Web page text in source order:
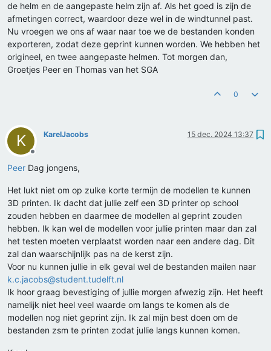
de helm en de aangepaste helm zijn af. Als het goed is zijn de
afmetingen correct, waardoor deze wel in de windtunnel past.
Nu vroegen we ons af waar naar toe we de bestanden konden
exporteren, zodat deze geprint kunnen worden. We hebben het
origineel, en twee aangepaste helmen. Tot morgen dan,
Groetjes Peer en Thomas van het SGA
0
K
Offline
KarelJacobs 15 dec. 2024 13:37
Peer Dag jongens,
Het lukt niet om op zulke korte termijn de modellen te kunnen
3D printen. Ik dacht dat jullie zelf een 3D printer op school
zouden hebben en daarmee de modellen al geprint zouden
hebben. Ik kan wel de modellen voor jullie printen maar dan zal
het testen moeten verplaatst worden naar een andere dag. Dit
zal dan waarschijnlijk pas na de kerst zijn.
Voor nu kunnen jullie in elk geval wel de bestanden mailen naar
k.c.jacobs@student.tudelft.nl
Ik hoor graag bevestiging of jullie morgen afwezig zijn. Het heeft
namelijk niet heel veel waarde om langs te komen als de
modellen nog niet geprint zijn. Ik zal mijn best doen om de
bestanden zsm te printen zodat jullie langs kunnen komen.